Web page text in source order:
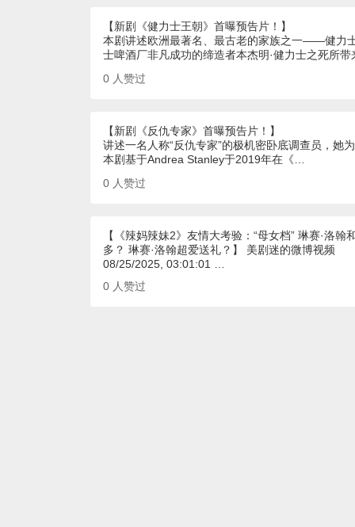
【新剧《健力士王朝》首曝预告片！】
本剧讲述欧洲最著名、最古老的家族之一——健力
士啤酒厂非凡成功的缔造者本杰明·健力士之死所
0 人赞过
【新剧《反仇专家》首曝预告片！】
讲述一名人称“反仇专家”的极机密卧底调查员，她
本剧基于Andrea Stanley于2019年在《…
0 人赞过
【《辣妈辣妹2》友情大考验：“母女档” 琳赛·洛
多？ 琳赛·洛翰超爱送礼？】 美剧迷的微博视频
08/25/2025, 03:01:01 …
0 人赞过